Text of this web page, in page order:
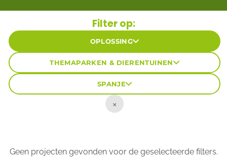
Filter op:
OPLOSSING
THEMAPARKEN & DIERENTUINEN
SPANJE
×
Geen projecten gevonden voor de geselecteerde filters.